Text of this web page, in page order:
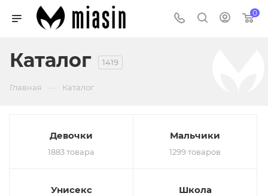
0
Каталог 1419
Главная Каталог
Девочки
1883 товара
Мальчики
1299 товаров
Унисекс Школа